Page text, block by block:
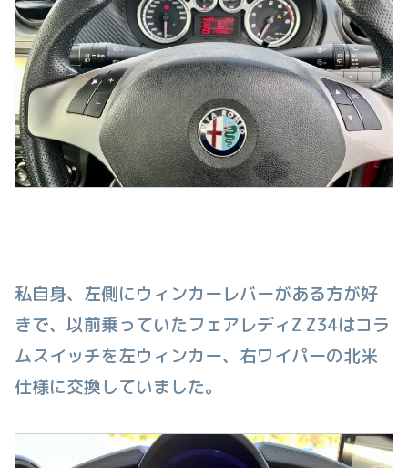
私自身、左側にウィンカーレバーがある方が好
きで、以前乗っていたフェアレディZ Z34はコラ
ムスイッチを左ウィンカー、右ワイパーの北米
仕様に交換していました。